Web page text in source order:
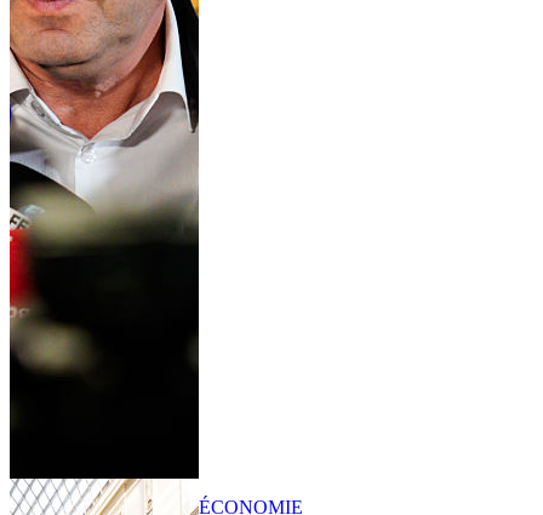
ÉCONOMIE